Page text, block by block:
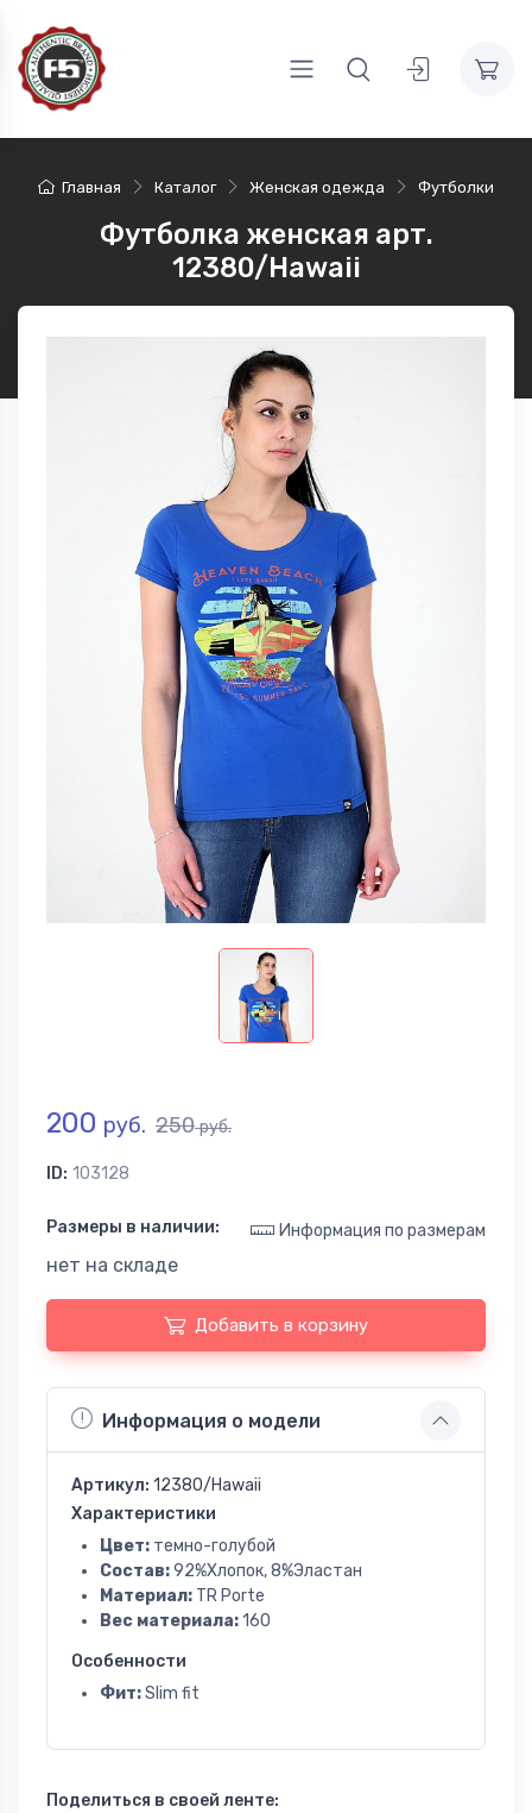
Главная Каталог Женская одежда Футболки
Футболка женская арт.
12380/Hawaii
200 руб. 250руб.
ID: 103128
Размеры в наличии: Информация по размерам
нет на складе
Добавить в корзину
Информация о модели
Артикул: 12380/Hawaii
Характеристики
Цвет: темно-голубой
Состав:92%Хлопок, 8%Эластан
Материал: TR Porte
Вес материала:160
Особенности
Фит:Slim fit
Поделиться в своей ленте: